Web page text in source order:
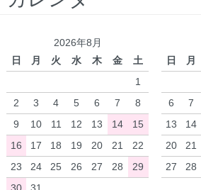
2026年8月
日
月 火 水 木 金
土
1
2
3 4 5 6 7
8
9
10 11 12 13 14
15
16
17 18 19 20 21
22
23
24 25 26 27 28
29
30
31
日
月
6
7
13
14
20
21
27
28